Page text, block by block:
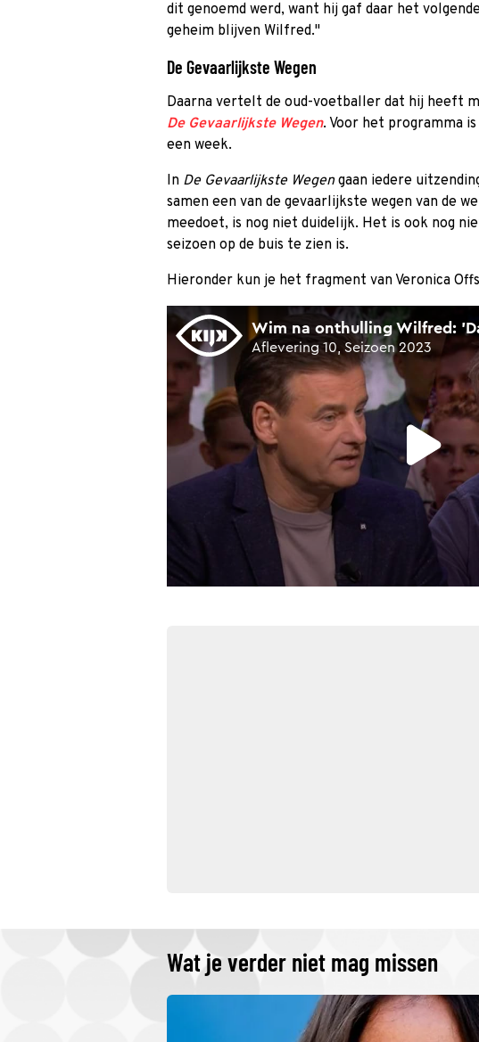
dit genoemd werd, want hij gaf daar het
geheim blijven Wilfred.''
De Gevaarlijkste Wegen
Daarna vertelt de oud-voetballer dat hij heeft
De Gevaarlijkste Wegen. Voor het programma
een week.
In De Gevaarlijkste Wegengaan iedere
samen een van de gevaarlijkste wegen van de
meedoet, is nog niet duidelijk. Het is ook nog
seizoen op de buis te zien is.
Hieronder kun je het fragment van Veronica
Wat je verder niet mag missen